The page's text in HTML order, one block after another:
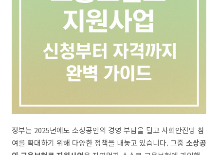
정부는 2025년에도 소상공인의 경영 부담을 덜고 사회안전망 참
여를 확대하기 위해 다양한 정책을 내놓고 있습니다. 그중 소상공